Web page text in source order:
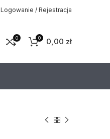
Logowanie / Rejestracja
0 0 0,00 zł